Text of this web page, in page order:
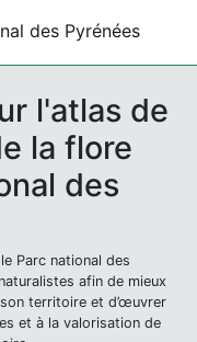
des Pyrénées
l'atlas de
la flore
des
Parc national des
afin de mieux
territoire et d’œuvrer
et à la valorisation de